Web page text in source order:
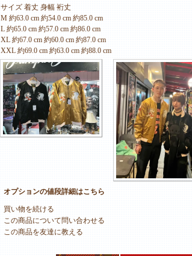
サイズ 着丈 身幅 裄丈
M 約63.0 cm 約54.0 cm 約85.0 cm
L 約65.0 cm 約57.0 cm 約86.0 cm
XL 約67.0 cm 約60.0 cm 約87.0 cm
XXL 約69.0 cm 約63.0 cm 約88.0 cm
オプションの値段詳細はこちら
買い物を続ける
この商品について問い合わせる
この商品を友達に教える